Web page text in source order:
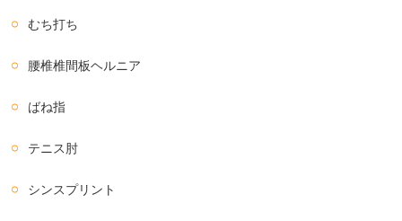
むち打ち
腰椎椎間板ヘルニア
ばね指
テニス肘
シンスプリント